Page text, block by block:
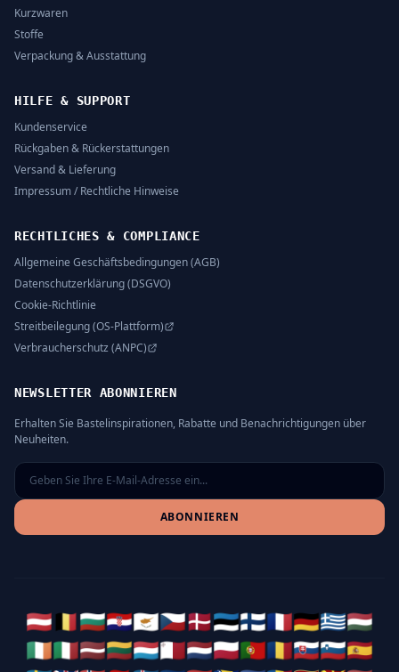
Kurzwaren
Stoffe
Verpackung & Ausstattung
HILFE & SUPPORT
Kundenservice
Rückgaben & Rückerstattungen
Versand & Lieferung
Impressum / Rechtliche Hinweise
RECHTLICHES & COMPLIANCE
Allgemeine Geschäftsbedingungen (AGB)
Datenschutzerklärung (DSGVO)
Cookie-Richtlinie
Streitbeilegung (OS-Plattform)
Verbraucherschutz (ANPC)
NEWSLETTER ABONNIEREN
Erhalten Sie Bastelinspirationen, Rabatte und Benachrichtigungen über
Neuheiten.
ABONNIEREN
🇦🇹🇧🇪🇧🇬🇭🇷🇨🇾🇨🇿🇩🇰🇪🇪🇫🇮🇫🇷🇩🇪🇬🇷🇭🇺
🇮🇪🇮🇹🇱🇻🇱🇹🇱🇺🇲🇹🇳🇱🇵🇱🇵🇹🇷🇴🇸🇰🇸🇮🇪🇸